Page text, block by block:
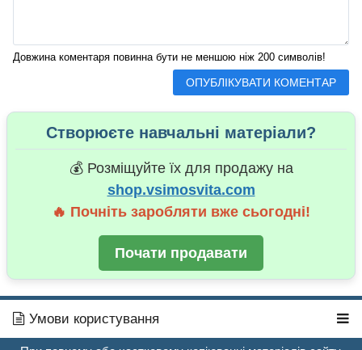
Довжина коментаря повинна бути не меншою ніж 200 символів!
Створюєте навчальні матеріали?
💰 Розміщуйте їх для продажу на
shop.vsimosvita.com
🔥 Почніть заробляти вже сьогодні!
Почати продавати
Умови користування